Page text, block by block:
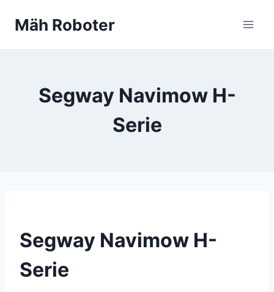
InhaltMäh Roboter
Segway Navimow H-
Serie
Segway Navimow H-
Serie